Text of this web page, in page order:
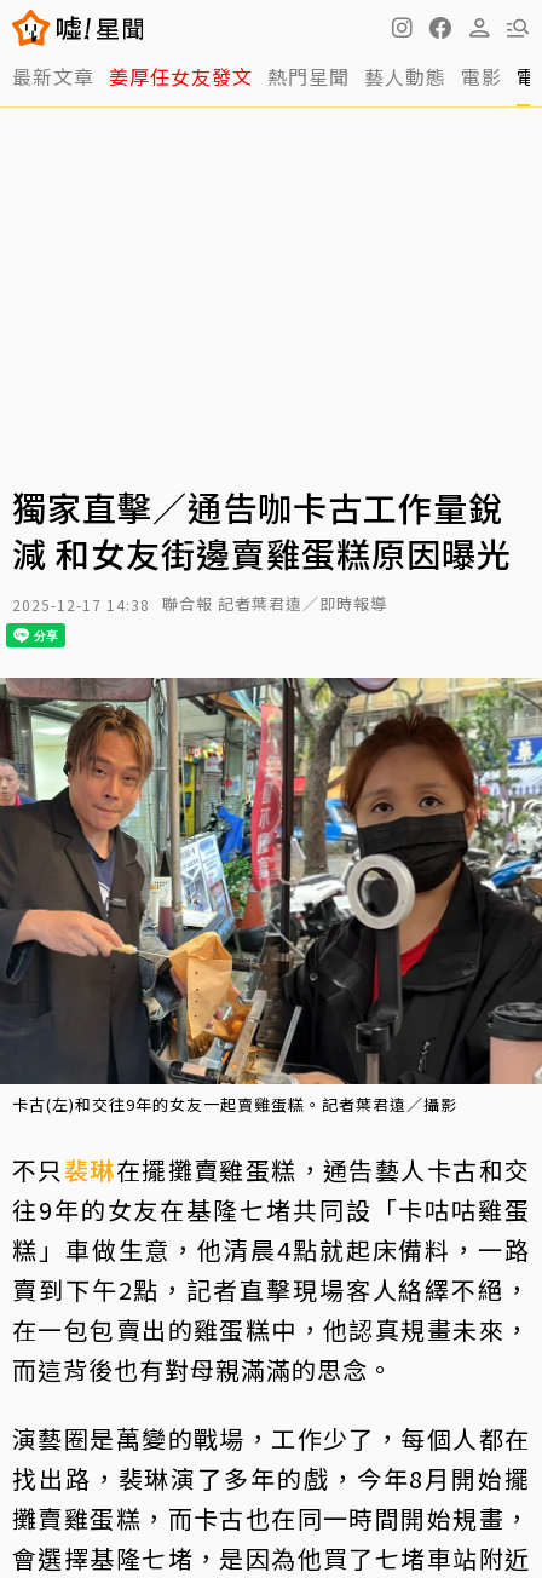
最新文章 姜厚任女友發文 熱門星聞 藝人動態 電影
獨家直擊／通告咖卡古工作量銳
減 和女友街邊賣雞蛋糕原因曝光
2025-12-17 14:38 聯合報 記者葉君遠／即時報導
卡古(左)和交往9年的女友一起賣雞蛋糕。記者葉君遠／攝影
不只裴琳在擺攤賣雞蛋糕，通告藝人卡古和交
往9年的女友在基隆七堵共同設「卡咕咕雞蛋
糕」車做生意，他清晨4點就起床備料，一路
賣到下午2點，記者直擊現場客人絡繹不絕，
在一包包賣出的雞蛋糕中，他認真規畫未來，
而這背後也有對母親滿滿的思念。
演藝圈是萬變的戰場，工作少了，每個人都在
找出路，裴琳演了多年的戲，今年8月開始擺
攤賣雞蛋糕，而卡古也在同一時間開始規畫，
會選擇基隆七堵，是因為他買了七堵車站附近